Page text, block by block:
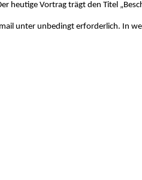
heutige Vortrag trägt den Titel
unter unbedingt erforderlich. In